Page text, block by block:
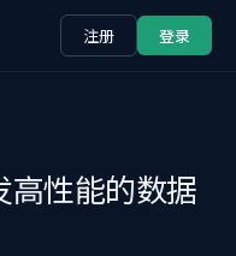
注册 登录
高性能的数据